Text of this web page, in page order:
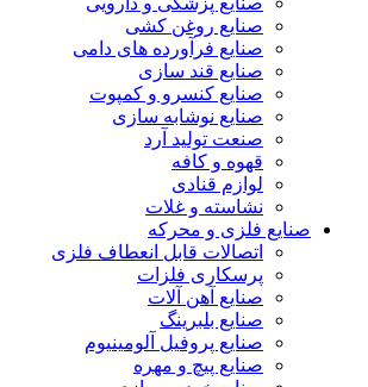
صنایع روغن کشی
صنایع فرآورده های دامی
صنایع قند سازی
صنایع کنسرو و کمپوت
صنایع نوشابه سازی
صنعت تولید آرد
قهوه و کافه
لوازم قنادی
نشاسته و غلات
صنایع فلزی و محرکه
اتصالات قابل انعطاف فلزی
پرسکاری فلزات
صنایع آهن آلات
صنایع بلبرینگ
صنایع پروفیل آلومینیوم
صنایع پیچ و مهره